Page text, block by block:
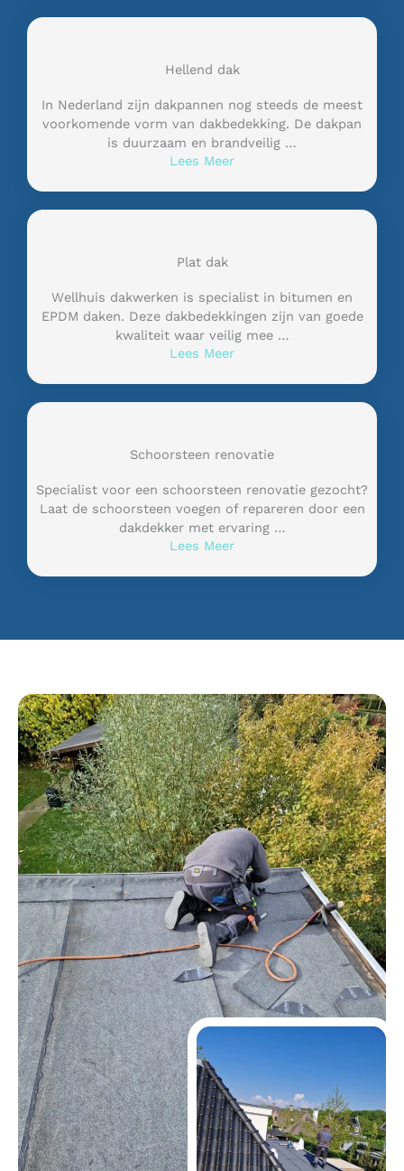
Hellend dak
In Nederland zijn dakpannen nog steeds de meest
voorkomende vorm van dakbedekking. De dakpan
is duurzaam en brandveilig …
Lees Meer
Plat dak
Wellhuis dakwerken is specialist in bitumen en
EPDM daken. Deze dakbedekkingen zijn van goede
kwaliteit waar veilig mee …
Lees Meer
Schoorsteen renovatie
Specialist voor een schoorsteen renovatie gezocht?
Laat de schoorsteen voegen of repareren door een
dakdekker met ervaring …
Lees Meer